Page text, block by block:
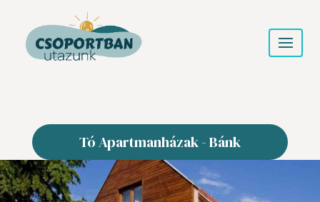
Tó Apartmanházak - Bánk